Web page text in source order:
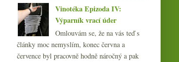
Vinotéka Epizoda IV:
Výparník vrací úder
Omlouvám se, že na vás teď s
články moc nemyslím, konec června a
července byl pracovně hodně náročný a pak